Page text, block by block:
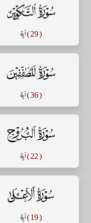
سورة التكوير
( 29 ) آية
سورة المطففين
( 36 ) آية
سورة البروج
( 22 ) آية
سورة الأعلى
( 19 ) آية